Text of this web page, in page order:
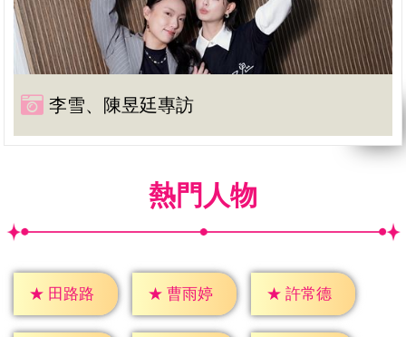
李雪、陳昱廷專訪
熱門人物
★ 田路路 ★ 曹雨婷 ★ 許常德